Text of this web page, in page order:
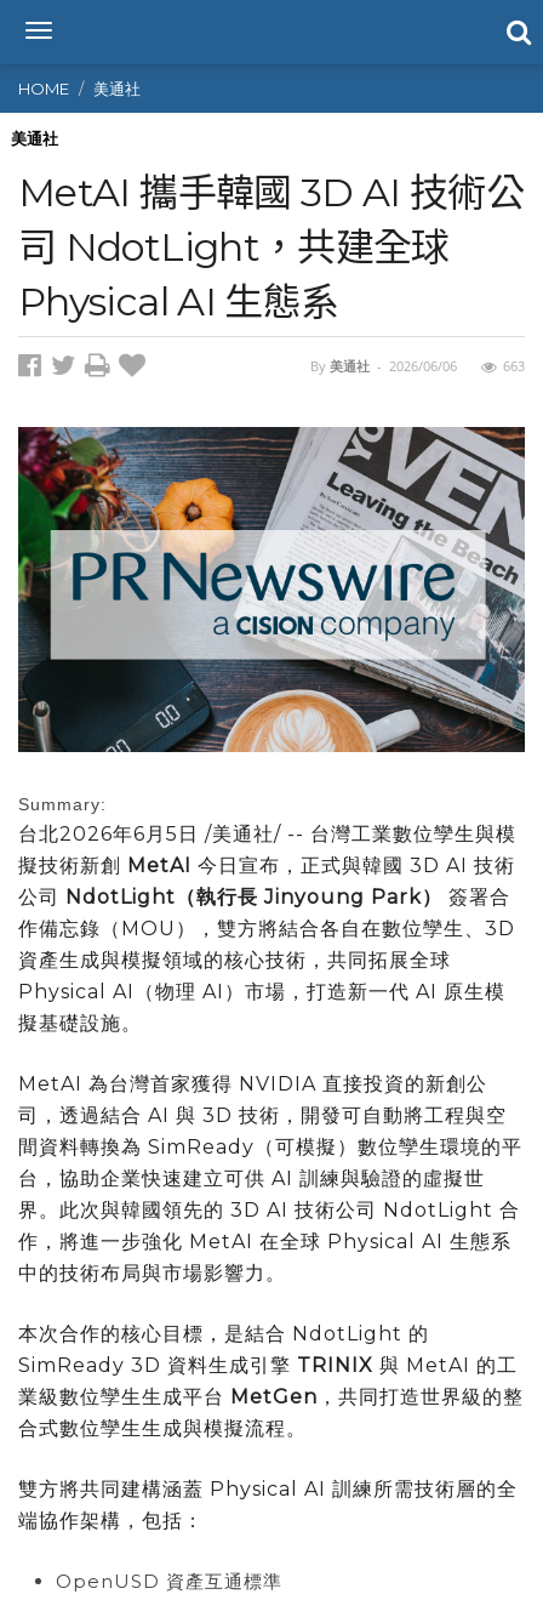
T
g
g
l
n
v
i
g
a
t
HOME 美通社
美通社
MetAI 攜手韓國 3D AI 技術公
司 NdotLight，共建全球
Physical AI 生態系
By 美通社 - 2026/06/06 663
Summary:
台北2026年6月5日 /美通社/ -- 台灣工業數位孿生與模
擬技術新創 MetAI 今日宣布，正式與韓國 3D AI 技術
公司 NdotLight（執行長Jinyoung Park）
簽署合
作備忘錄（MOU），雙方將結合各自在數位孿生、3D
資產生成與模擬領域的核心技術，共同拓展全球
Physical AI（物理 AI ）市場，打造新一代 AI 原生模
擬基礎設施。
MetAI 為台灣首家獲得 NVIDIA 直接投資的新創公
司，透過結合 AI 與 3D 技術，開發可自動將工程與空
間資料轉換為 SimReady（可模擬）數位孿生環境的平
台，協助企業快速建立可供 AI 訓練與驗證的虛擬世
界。此次與韓國領先的 3D AI 技術公司 NdotLight 合
作，將進一步強化 MetAI 在全球 Physical AI 生態系
中的技術布局與市場影響力。
本次合作的核心目標，是結合 NdotLight 的
SimReady 3D 資料生成引擎 TRINIX 與 MetAI 的工
業級數位孿生生成平台 MetGen ，共同打造世界級的整
合式數位孿生生成與模擬流程。
雙方將共同建構涵蓋 Physical AI 訓練所需技術層的全
端協作架構，包括：
OpenUSD 資產互通標準